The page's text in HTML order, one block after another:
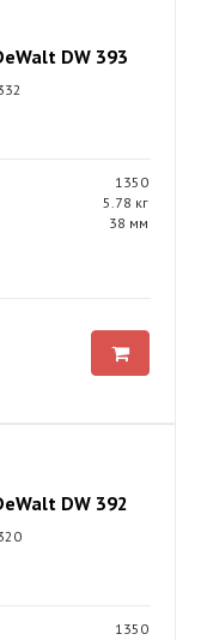
DW 393
1350
5.78 кг
38 мм
DW 392
1350